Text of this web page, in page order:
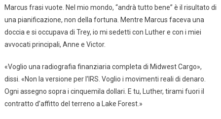
Marcus frasi vuote. Nel mio mondo, “andrà tutto bene” è il risultato di
una pianificazione, non della fortuna. Mentre Marcus faceva una
doccia e si occupava di Trey, io mi sedetti con Luther e con i miei
avvocati principali, Anne e Victor.
«Voglio una radiografia finanziaria completa di Midwest Cargo»,
dissi. «Non la versione per l’IRS. Voglio i movimenti reali di denaro.
Ogni assegno sopra i cinquemila dollari. E tu, Luther, tirami fuori il
contratto d’affitto del terreno a Lake Forest.»